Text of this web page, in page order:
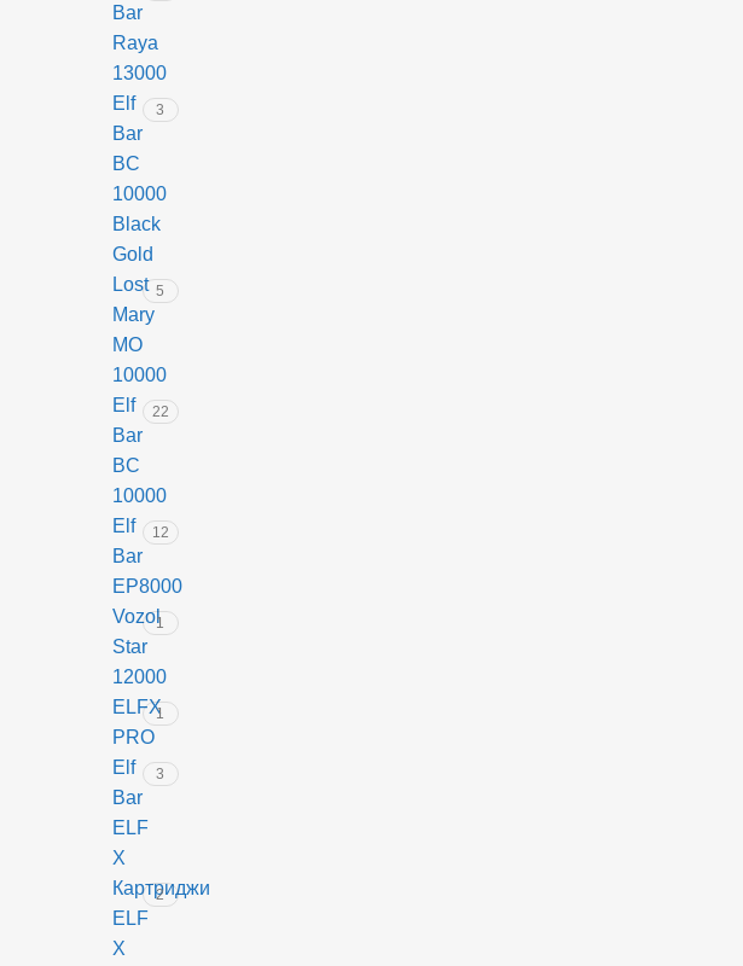
Bar
Raya
13000
Elf
Bar
BC
10000
Black
Gold
3
Lost
Mary
MO
10000
5
Elf
Bar
BC
10000
22
Elf
Bar
EP8000
12
Vozol
Star
12000
1
ELFX
PRO
1
Elf
Bar
ELF
X
3
Картриджи
ELF
X
2